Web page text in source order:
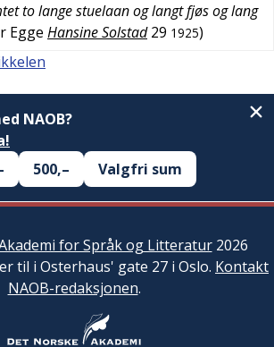
to lange stuelaan og langt fjøs og lang
Egge Hansine Solstad 29 1925)
NAOB?
500,– Valgfri sum
for Språk og Litteratur2026
til i Osterhaus' gate 27 i Oslo. Kontakt
NAOB-redaksjonen.